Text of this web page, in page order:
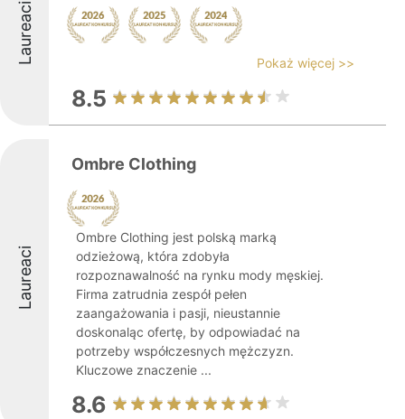
Laureaci Pokaż więcej >>
8.5
Laureaci
Ombre Clothing
Ombre Clothing jest polską marką
odzieżową, która zdobyła
rozpoznawalność na rynku mody męskiej.
Firma zatrudnia zespół pełen
zaangażowania i pasji, nieustannie
doskonaląc ofertę, by odpowiadać na
potrzeby współczesnych mężczyzn.
Kluczowe znaczenie ...
8.6